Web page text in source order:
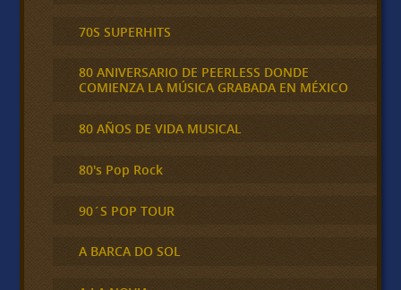
70S SUPERHITS
80 ANIVERSARIO DE PEERLESS DONDE
COMIENZA LA MÚSICA GRABADA EN MÉXICO
80 AÑOS DE VIDA MUSICAL
80's Pop Rock
90´S POP TOUR
A BARCA DO SOL